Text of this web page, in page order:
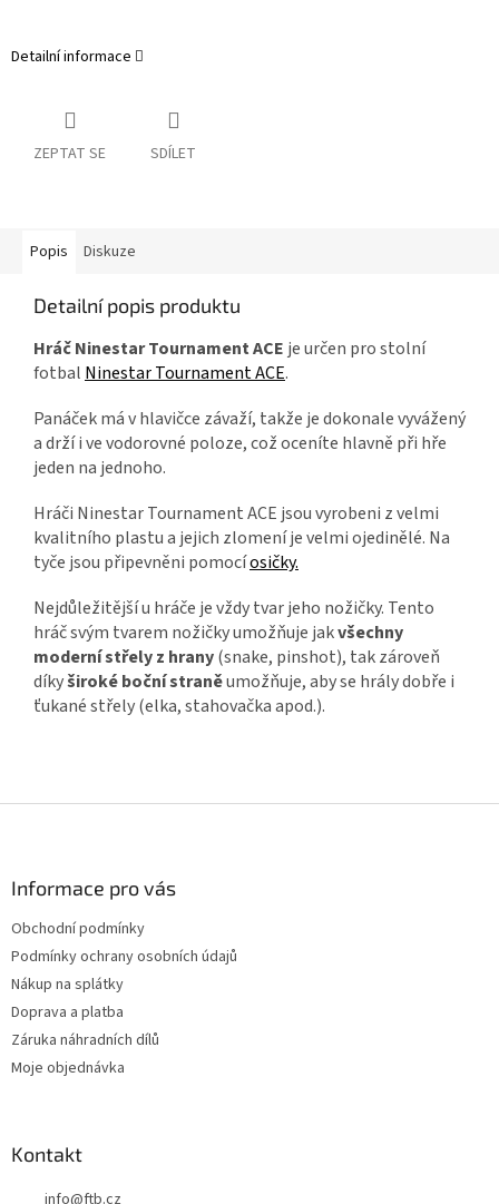
Detailní informace
ZEPTAT SE SDÍLET
Popis Diskuze
Detailní popis produktu
Hráč Ninestar Tournament ACE je určen pro stolní
fotbal Ninestar Tournament ACE.
Panáček má v hlavičce závaží, takže je dokonale vyvážený
a drží i ve vodorovné poloze, což oceníte hlavně při hře
jeden na jednoho.
Hráči Ninestar Tournament ACE jsou vyrobeni z velmi
kvalitního plastu a jejich zlomení je velmi ojedinělé. Na
tyče jsou připevněni pomocíosičky.
Nejdůležitější u hráče je vždy tvar jeho nožičky. Tento
hráč svým tvarem nožičky umožňuje jakvšechny
moderní střely z hrany(snake, pinshot), tak zároveň
díkyširoké boční straněumožňuje, aby se hrály dobře i
ťukané střely (elka, stahovačka apod.).
Informace pro vás
Obchodní podmínky
Podmínky ochrany osobních údajů
Nákup na splátky
Doprava a platba
Záruka náhradních dílů
Moje objednávka
Kontakt